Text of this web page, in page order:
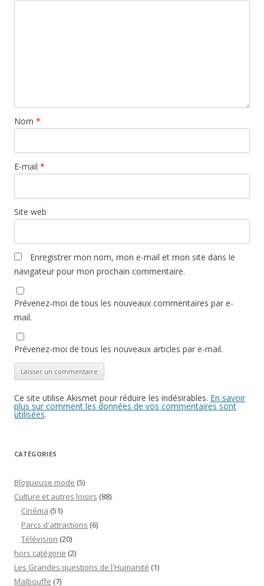
Nom *
E-mail *
Site web
Enregistrer mon nom, mon e-mail et mon site dans le
navigateur pour mon prochain commentaire.
Prévenez-moi de tous les nouveaux commentaires par e-
mail.
Prévenez-moi de tous les nouveaux articles par e-mail.
Ce site utilise Akismet pour réduire les indésirables. En savoir
plus sur comment les données de vos commentaires sont
utilisées.
CATÉGORIES
Blogueuse mode (5)
Culture et autres loisirs (88)
Cinéma (51)
Parcs d'attractions (6)
Télévision (20)
hors catégorie (2)
Les Grandes questions de l'Humanité (1)
Malbouffe (7)